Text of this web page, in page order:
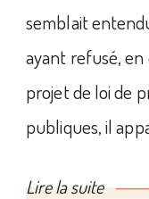
semblait
ayant refusé, en
projet de loi de
publiques, il
Lire la suite